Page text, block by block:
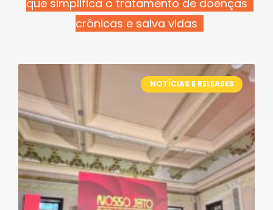
que simplifica o tratamento de doenças
crônicas e salva vidas
NOTÍCIAS E RELEASES